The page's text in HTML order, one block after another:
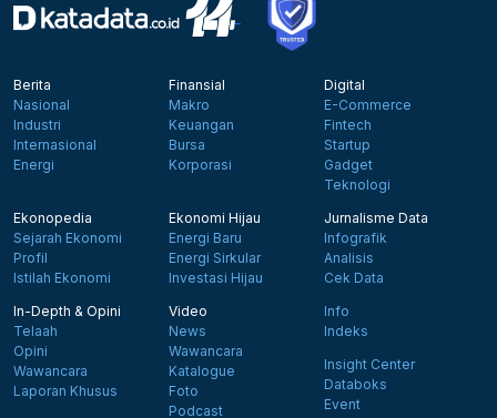
Berita
Nasional
Industri
Internasional
Energi
Finansial
Makro
Keuangan
Bursa
Korporasi
Digital
E-Commerce
Fintech
Startup
Gadget
Teknologi
Ekonopedia
Sejarah Ekonomi
Profil
Istilah Ekonomi
Ekonomi Hijau
Energi Baru
Energi Sirkular
Investasi Hijau
Jurnalisme Data
Infografik
Analisis
Cek Data
In-Depth & Opini
Telaah
Opini
Wawancara
Laporan Khusus
Video
News
Wawancara
Katalogue
Foto
Podcast
Info
Indeks
Insight Center
Databoks
Event